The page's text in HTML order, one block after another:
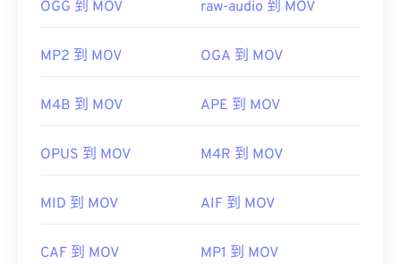
OGG 到 MOV raw-audio 到 MOV
MP2 到 MOV OGA 到 MOV
M4B 到 MOV APE 到 MOV
OPUS 到 MOV M4R 到 MOV
MID 到 MOV AIF 到 MOV
CAF 到 MOV MP1 到 MOV